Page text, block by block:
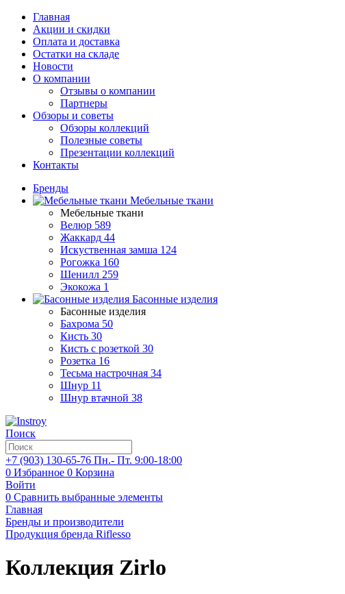
Главная
Акции и скидки
Оплата и доставка
Остатки на складе
Новости
О компании
Отзывы о компании
Партнеры
Обзоры и советы
Обзоры коллекций
Полезные советы
Презентации коллекций
Контакты
Бренды
Мебельные ткани
Мебельные ткани
Велюр 589
Жаккард 44
Искуственная замша 124
Рогожка 160
Шенилл 259
Экокожа 1
Басонные изделия
Басонные изделия
Бахрома 50
Кисть 30
Кисть с розеткой 30
Розетка 16
Тесьма настрочная 34
Шнур 11
Шнур втачной 38
Поиск
+7 (903) 130-65-76 Пн.- Пт. 9:00-18:00
0 Избранное 0 Корзина
Войти
0 Сравнить выбранные элементы
Главная
Бренды и производители
Продукция бренда Riflesso
Коллекция Zirlo